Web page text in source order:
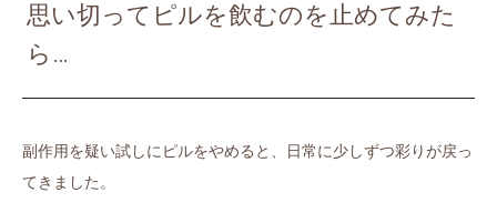
思い切ってピルを飲むのを止めてみた
ら…
副作用を疑い試しにピルをやめると、日常に少しずつ彩りが戻っ
てきました。